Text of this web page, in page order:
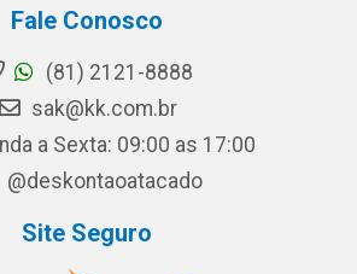
Fale Conosco
(81) 2121-8888
sak@kk.com.br
a Sexta: 09:00 as 17:00
@deskontaoatacado
Site Seguro